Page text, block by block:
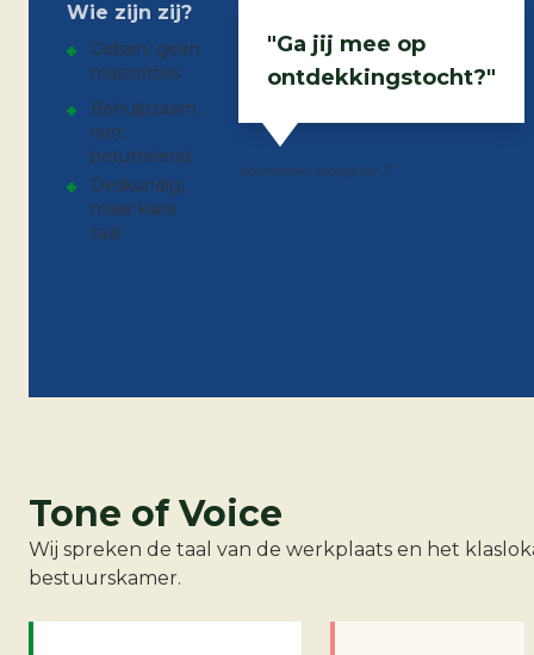
Wie zijn zij?
Gidsen, geen
mascottes
Behulpzaam,
niet
betuttelend
Deskundig,
maar klare
taal
"Ga jij mee op
ontdekkingstocht?"
Voorbeeld uiting Mr. T
Tone of Voice
Wij spreken de taal van de werkplaats en het
bestuurskamer.